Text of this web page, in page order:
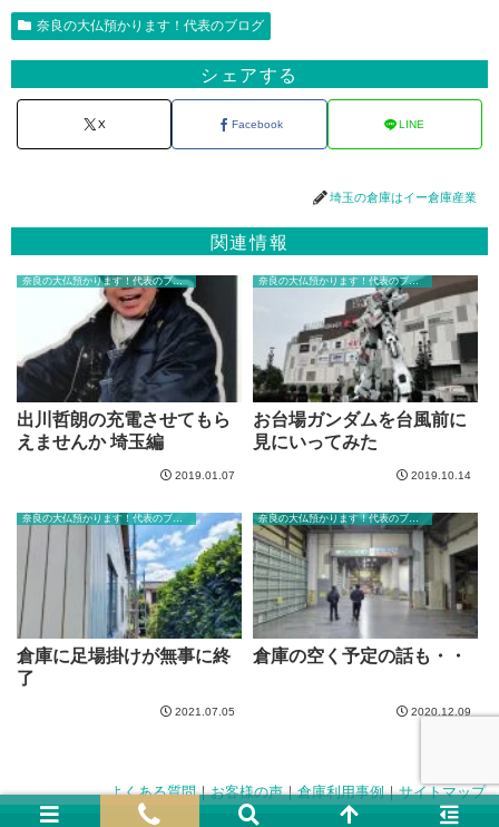
奈良の大仏預かります！代表のブログ
シェアする
X Facebook LINE
埼玉の倉庫はイー倉庫産業
関連情報
奈良の大仏預かります！代表のブログ
出川哲朗の充電させてもら
えませんか 埼玉編
2019.01.07
奈良の大仏預かります！代表のブログ
お台場ガンダムを台風前に
見にいってみた
2019.10.14
倉庫に足場掛けが無事に終
了
2021.07.05
奈良の大仏預かります！代表のブログ
倉庫の空く予定の話も・・
2020.12.09
よくある質問｜お客様の声｜倉庫利用事例｜サイトマップ